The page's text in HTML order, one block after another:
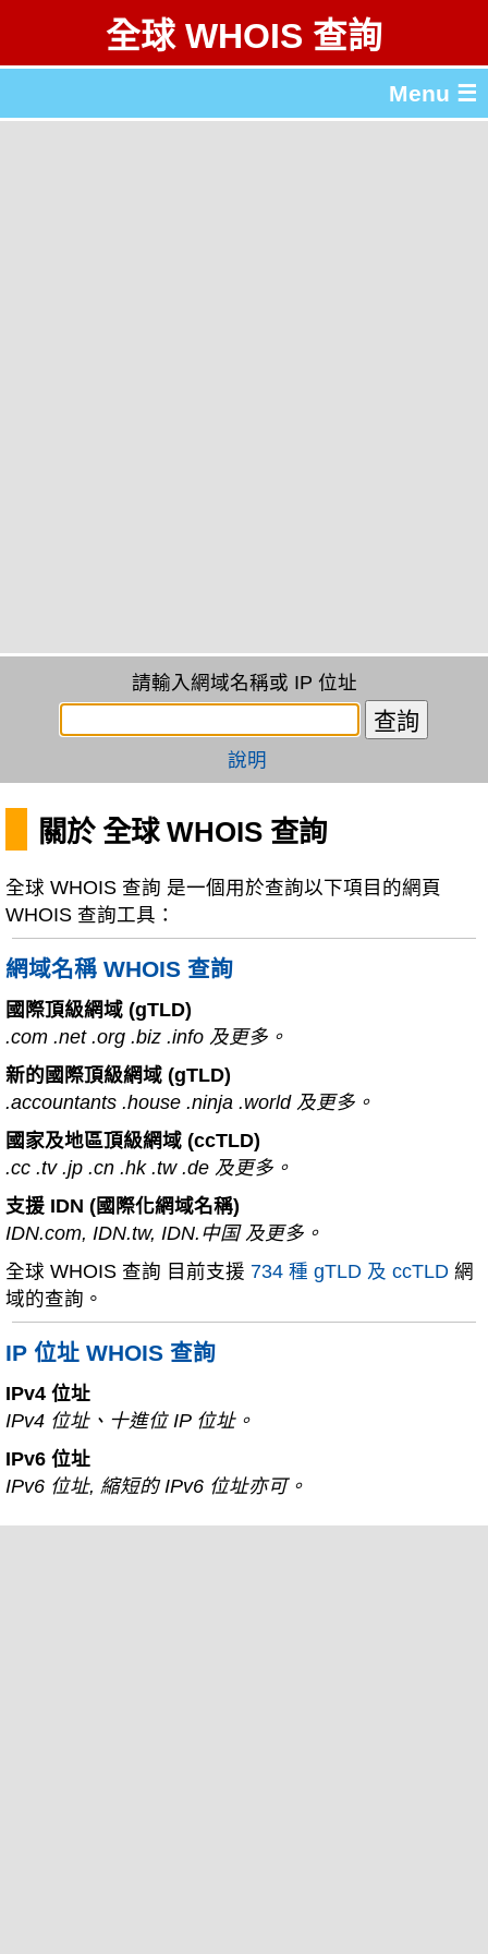
全球 WHOIS 查詢
Menu ☰
請輸入網域名稱或 IP 位址
說明
關於 全球 WHOIS 查詢
全球 WHOIS 查詢 是一個用於查詢以下項目的網頁
WHOIS 查詢工具：
網域名稱 WHOIS 查詢
國際頂級網域 (gTLD)
.com .net .org .biz .info 及更多。
新的國際頂級網域 (gTLD)
.accountants .house .ninja .world 及更多。
國家及地區頂級網域 (ccTLD)
.cc .tv .jp .cn .hk .tw .de 及更多。
支援 IDN (國際化網域名稱)
IDN.com, IDN.tw, IDN.中国 及更多。
全球 WHOIS 查詢 目前支援 734 種 gTLD 及 ccTLD 網
域的查詢。
IP 位址 WHOIS 查詢
IPv4 位址
IPv4 位址、十進位 IP 位址。
IPv6 位址
IPv6 位址, 縮短的 IPv6 位址亦可。